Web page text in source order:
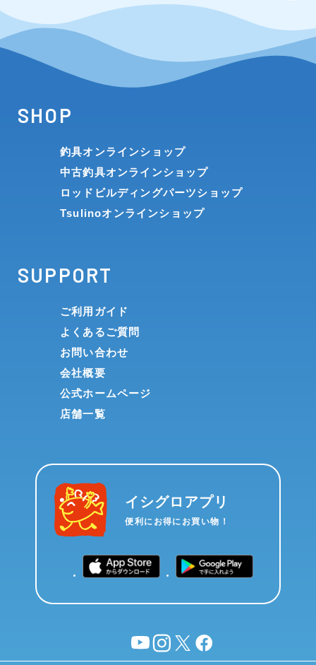
SHOP
釣具オンラインショップ
中古釣具オンラインショップ
ロッドビルディングパーツショップ
Tsulinoオンラインショップ
SUPPORT
ご利用ガイド
よくあるご質問
お問い合わせ
会社概要
公式ホームページ
店舗一覧
イシグロアプリ
便利にお得にお買い物！
YouTubeinstagram
X facebook